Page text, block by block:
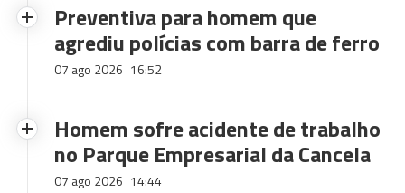
Preventiva para homem que
agrediu polícias com barra de ferro
07 ago 2026 16:52
Homem sofre acidente de trabalho
no Parque Empresarial da Cancela
07 ago 2026 14:44